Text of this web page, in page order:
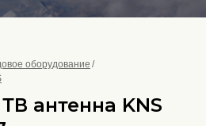
оборудование
антенна KNS